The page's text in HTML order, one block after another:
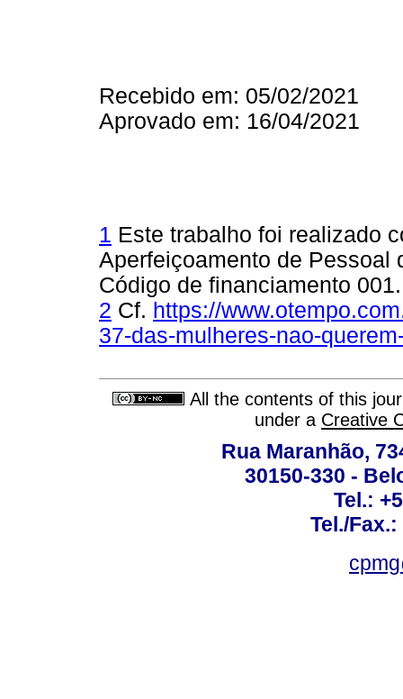
Recebido em: 05/02/2021
Aprovado em: 16/04/2021
1 Este trabalho foi realizado
Aperfeiçoamento de Pessoal
Código de financiamento 001.
2 Cf. https://
37-das-mulheres-nao-
All the contents of this
under a Creative
Rua Maranhão,
30150-330 -
Tel.:
Tel./Fax.: